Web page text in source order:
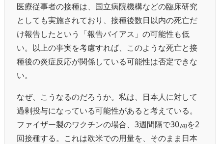
医療従事者の接種は、国立病院機構などの臨床研究
としても実施されており、接種後数日以内の死亡だ
け報告したという「報告バイアス」の可能性も低
い。以上の事実を考慮すれば、このような死亡と接
種後の炎症反応が関係している可能性は否定できな
い。
なぜ、こうなるのだろうか。私は、日本人に対して
過剰投与になっている可能性があると考えている。
ファイザー製のワクチンの場合、3週間隔で30㎍を2
回接種する。これは欧米での用量を、そのまま日本